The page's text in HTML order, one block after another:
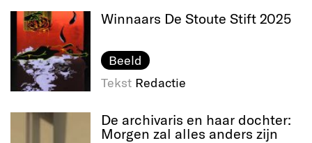
Winnaars De Stoute Stift 2025
Beeld
Tekst Redactie
De archivaris en haar dochter:
Morgen zal alles anders zijn